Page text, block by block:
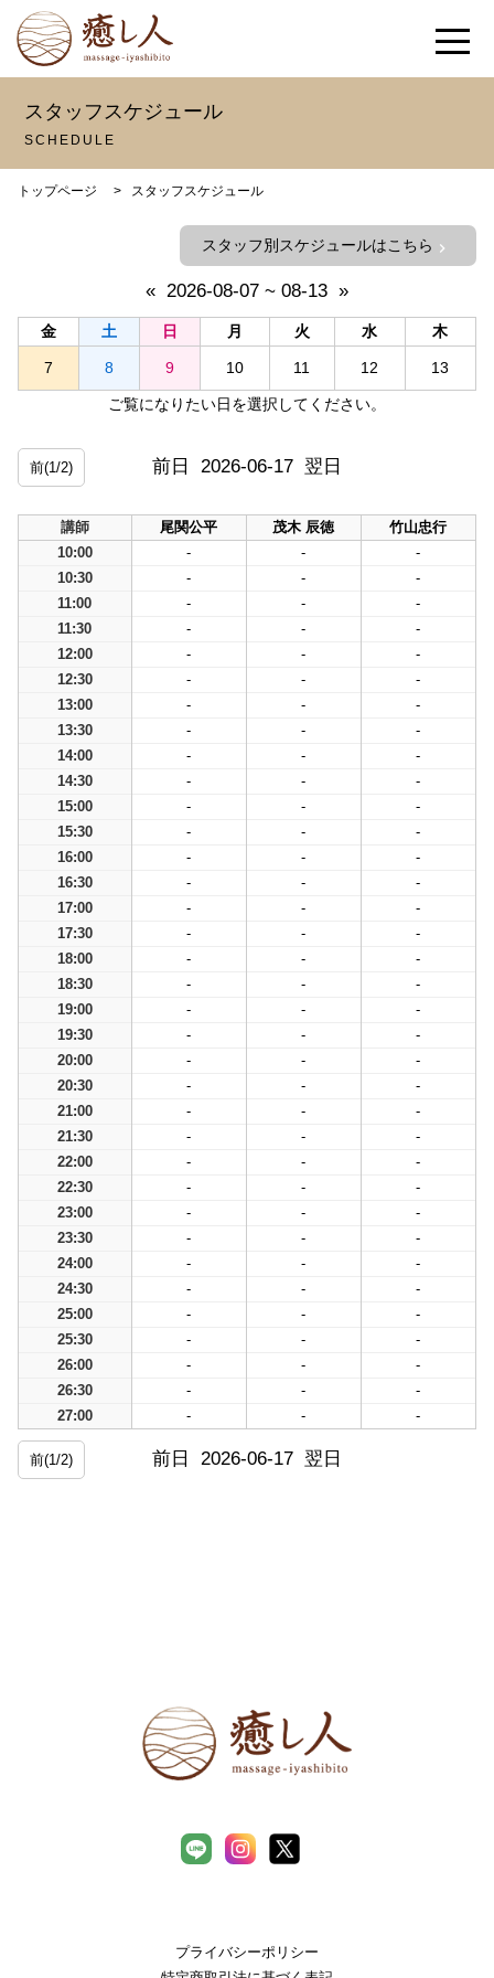
スタッフスケジュール
SCHEDULE
トップページ > スタッフスケジュール
スタッフ別スケジュールはこちら chevron_right
« 2026-08-07 ~ 08-13 »
金 土 日 月 火 水 木
7 8 9 10 11 12 13
ご覧になりたい日を選択してください。
前(1/2) 前日 2026-06-17 翌日
講師 尾関公平 茂木 辰徳
竹山忠行
10:00
- -
-
10:30
- -
-
11:00
- -
-
11:30
- -
-
12:00
- -
-
12:30
- -
-
13:00
- -
-
13:30
- -
-
14:00
- -
-
14:30
- -
-
15:00
- -
-
15:30
- -
-
16:00
- -
-
16:30
- -
-
17:00
- -
-
17:30
- -
-
18:00
- -
-
18:30
- -
-
19:00
- -
-
19:30
- -
-
20:00
- -
-
20:30
- -
-
21:00
- -
-
21:30
- -
-
22:00
- -
-
22:30
- -
-
23:00
- -
-
23:30
- -
-
24:00
- -
-
24:30
- -
-
25:00
- -
-
25:30
- -
-
26:00
- -
-
26:30
- -
-
27:00
- - -
前(1/2) 前日 2026-06-17 翌日
プライバシーポリシー